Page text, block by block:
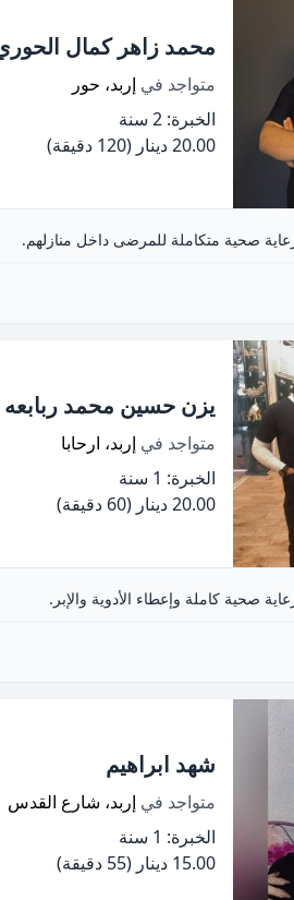
محمد زاهر كمال
متواجد في إربد، حور
الخبرة: 2 سنة
20.00 دينار
(120 دقيقة)
صحية متكاملة للمرضى داخل منازلهم.
يزن حسين محمد ربابعه
متواجد في إربد، ارحابا
الخبرة: 1 سنة
20.00 دينار
(60 دقيقة)
صحية كاملة وإعطاء الأدوية والإبر.
شهد ابراهيم
متواجد في إربد، شارع القدس
الخبرة: 1 سنة
15.00 دينار
(55 دقيقة)